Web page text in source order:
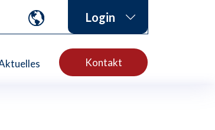
Login
Kontakt